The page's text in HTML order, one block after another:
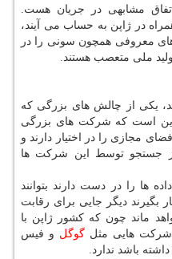
مشابهی در جریان هست.
در ژاپن به حساب می آیند،
معروفی همچون سونی را در
ملی متعصب هستند.
یكی از چالش های بزرگی كه
است كه شركت های بزرگی
مجازی را در اختیار دارند و
جستجو توسط این شركت ها
ها را در دست دارند بتوانند
بگیرند دیگر جایی برای رقابت
ماند چون كه كشور ژاپن با
شركت هایی مثلگوگل و فیس
باشد ندارد.